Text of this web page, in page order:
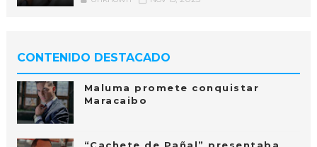
CONTENIDO DESTACADO
Maluma promete conquistar
Maracaibo